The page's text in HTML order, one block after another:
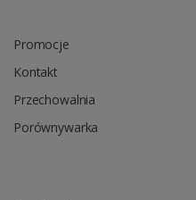
Promocje
Kontakt
Przechowalnia
Porównywarka